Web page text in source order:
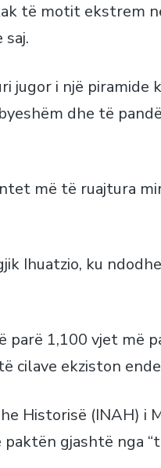
të motit ekstrem
jugor i një
dhe të
më të ruajtura
Ihuatzio, ku
parë 1,100 vjet më
cilave ekziston
Historisë (INAH) i
gjashtë nga